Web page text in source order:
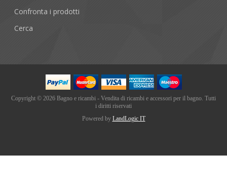
Confronta i prodotti
Cerca
Copyright © 2026 Bagno e ricambi - Vendita di ricambi e accessori per il bagno. Tutti
i diritti riservati
Powered by LandLogic IT